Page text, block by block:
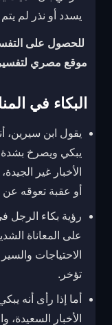
يسدد أو نذر لم يتم
للحصول على
موقع مصري لتفسير
البكاء في
يقول ابن سيرين،
يبكي ويصرخ
الأخبار غير
أو عقبة تعوقه
رؤية بكاء الرجل
على المعاناة
الاحتياجات
تؤخر.
أما إذا رأى أنه
الأخبار